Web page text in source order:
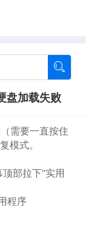
盘加载失败
需要一直按住
模式。
部拉下“实用
程序